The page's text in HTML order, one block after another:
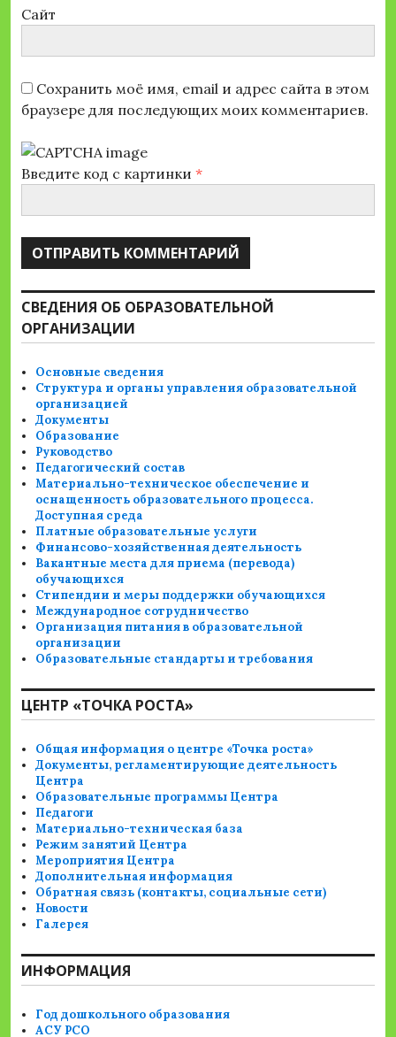
Сайт
Сохранить моё имя, email и адрес сайта в этом
браузере для последующих моих комментариев.
Введите код с картинки *
СВЕДЕНИЯ ОБ ОБРАЗОВАТЕЛЬНОЙ
ОРГАНИЗАЦИИ
Основные сведения
Структура и органы управления образовательной
организацией
Документы
Образование
Руководство
Педагогический состав
Материально-техническое обеспечение и
оснащенность образовательного процесса.
Доступная среда
Платные образовательные услуги
Финансово-хозяйственная деятельность
Вакантные места для приема (перевода)
обучающихся
Стипендии и меры поддержки обучающихся
Международное сотрудничество
Организация питания в образовательной
организации
Образовательные стандарты и требования
ЦЕНТР «ТОЧКА РОСТА»
Общая информация о центре «Точка роста»
Документы, регламентирующие деятельность
Центра
Образовательные программы Центра
Педагоги
Материально-техническая база
Режим занятий Центра
Мероприятия Центра
Дополнительная информация
Обратная связь (контакты, социальные сети)
Новости
Галерея
ИНФОРМАЦИЯ
Год дошкольного образования
АСУ РСО